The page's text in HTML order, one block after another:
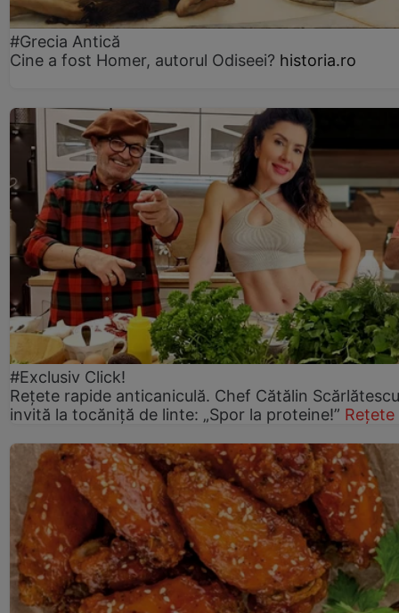
#Grecia Antică
Cine a fost Homer, autorul Odiseei? historia.ro
#Exclusiv Click!
Rețete rapide anticaniculă. Chef Cătălin
invită la tocăniță de linte: „Spor la proteine!” Rețete